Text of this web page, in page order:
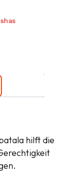
hilft die